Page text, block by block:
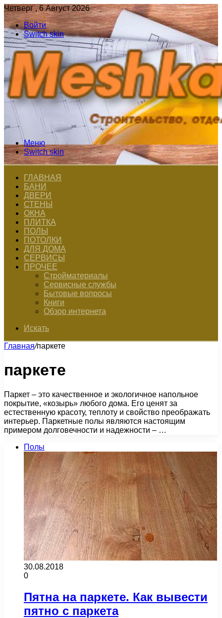
Четверг , 6 Август 2026
Войти
Switch skin
Меню
Switch skin
ГЛАВНАЯ
БАНИ
ДВЕРИ
СТЕНЫ
ОКНА
ПЛИТКА
ПОЛЫ
ПОТОЛКИ
ДЛЯ ДОМА
СЕРВИСЫ
ПРОЧЕЕ
Стройматериалы
Сервисные службы
Бытовые вопросы
Книги
Обзор интернета
Искать
Главная/паркете
паркете
Паркет – это качественное и экологичное напольное
покрытие, «козырь» любого дома. Его ценят за
естественную красоту, теплоту и свойство преображать
интерьер. Паркетные полы являются настоящим
примером долговечности и надежности – …
Полы
30.08.2018
0
Пятна на паркете. Как вывести
пятно с паркета